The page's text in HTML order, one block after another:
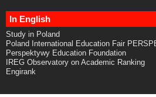
In English
Study in Poland
Poland International Education Fair
Perspektywy Education Foundation
IREG Observatory on Academic Ranking
Engirank